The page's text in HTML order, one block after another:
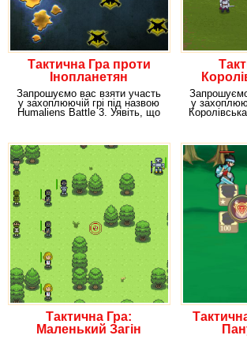
Тактична Гра проти
Інопланетян
Запрошуємо вас взяти участь
у захоплюючій грі під назвою
Humaliens Battle 3. Уявіть, що
у
Тактична Гра:
Маленький Загін